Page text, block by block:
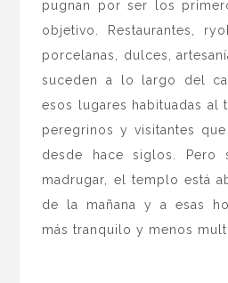
pugnan por ser los
objetivo. Restaurantes,
porcelanas, dulces,
suceden a lo largo del
esos lugares habituadas al
peregrinos y visitantes
desde hace siglos. Pero
madrugar, el templo está
de la mañana y a esas
más tranquilo y menos